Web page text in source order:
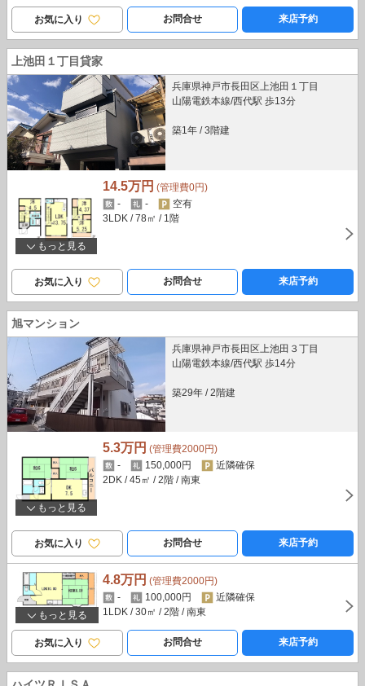
お気に入り お問合せ 来店予約
上池田１丁目貸家
兵庫県神戸市長田区上池田１丁目
山陽電鉄本線/西代駅 歩13分
築1年 / 3階建
もっと見る
14.5万円 (管理費0円)
-
-
空有
3LDK / 78㎡ / 1階
お気に入り お問合せ 来店予約
旭マンション
兵庫県神戸市長田区上池田３丁目
山陽電鉄本線/西代駅 歩14分
築29年 / 2階建
もっと見る
5.3万円 (管理費2000円)
-
150,000円
近隣確保
2DK / 45㎡ / 2階 / 南東
お気に入り お問合せ 来店予約
もっと見る
4.8万円 (管理費2000円)
-
100,000円
近隣確保
1LDK / 30㎡ / 2階 / 南東
お気に入り お問合せ 来店予約